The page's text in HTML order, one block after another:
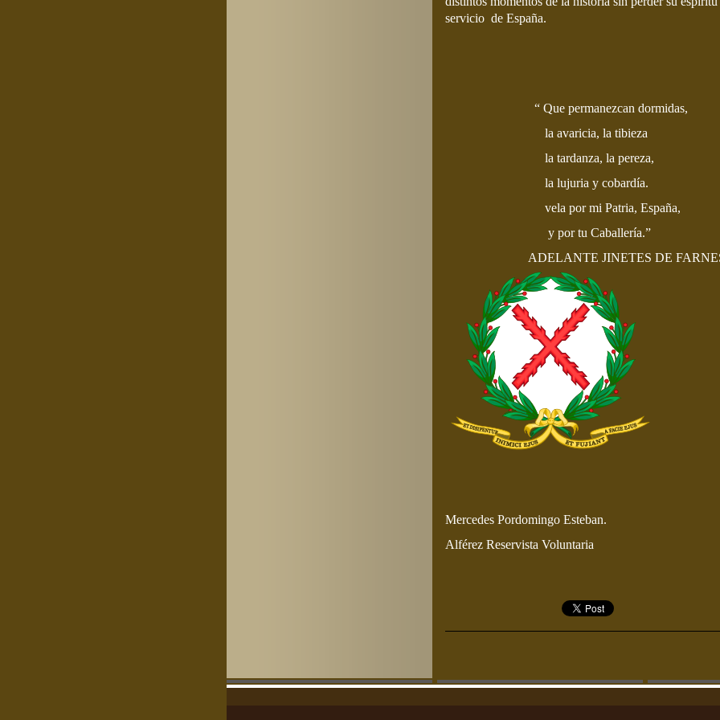
servicio de España.
“ Que permanezcan dormidas,
la avaricia, la tibieza
la tardanza, la pereza,
la lujuria y cobardía.
vela por mi Patria, España,
y por tu Caballería.”
ADELANTE JINETES DE
Mercedes Pordomingo Esteban.
Alférez Reservista Voluntaria